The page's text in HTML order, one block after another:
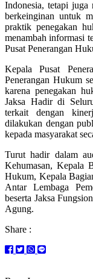
Indonesia, tetapi juga
berkeinginan untuk
praktik penegakan
menambah informasi
Pusat Penerangan
Kepala Pusat
Penerangan Hukum
karena penegakan
Jaksa Hadir di
terkait dengan
dilakukan dengan
kepada masyarakat
Turut hadir dalam
Kehumasan, Kepala
Hukum, Kepala
Antar Lembaga
beserta Jaksa
Agung.
Share :